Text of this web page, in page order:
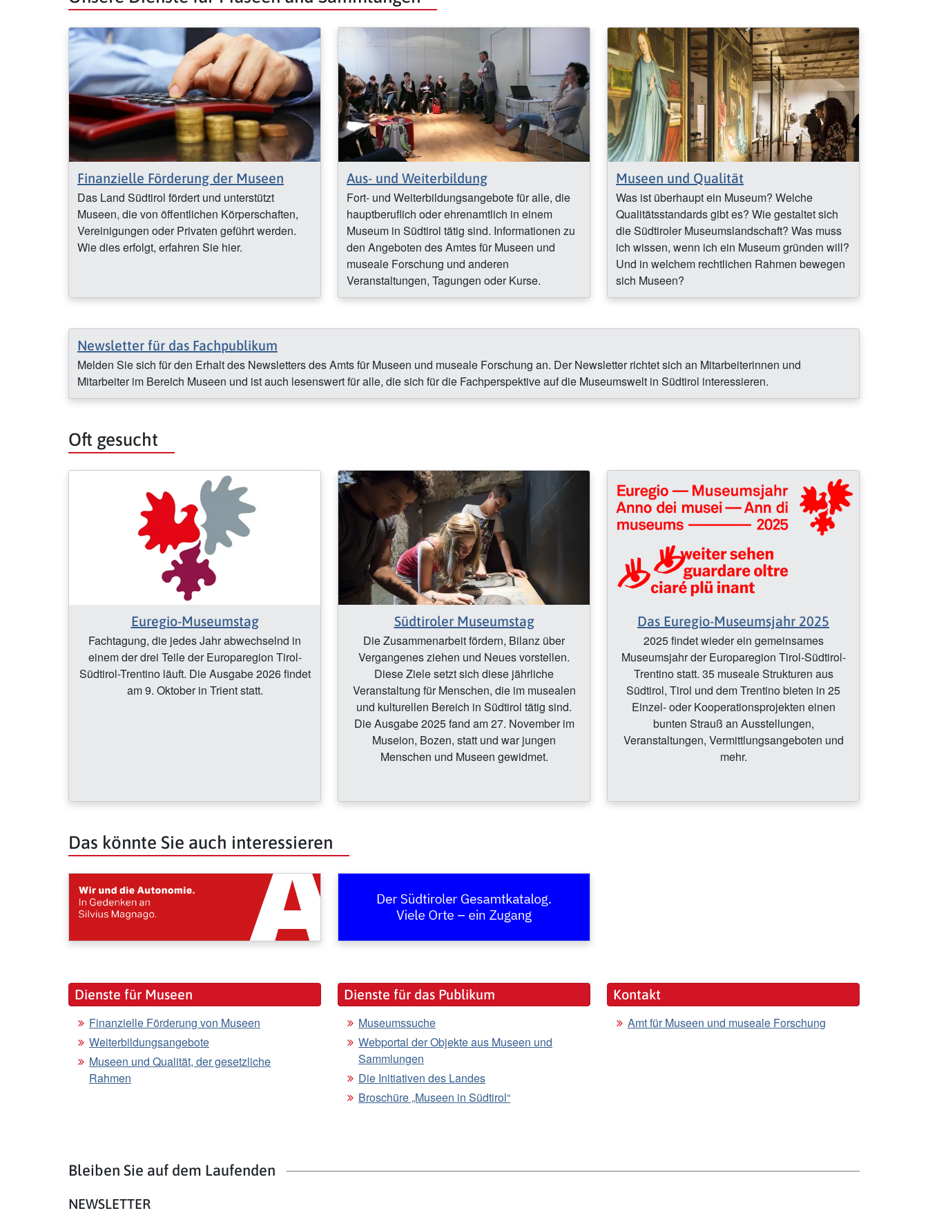
Finanzielle Förderung der Museen
Das Land Südtirol fördert und unterstützt
Museen, die von öffentlichen Körperschaften,
Vereinigungen oder Privaten geführt werden.
Wie dies erfolgt, erfahren Sie hier.
Aus- und Weiterbildung
Fort- und Weiterbildungsangebote für alle, die
hauptberuflich oder ehrenamtlich in einem
Museum in Südtirol tätig sind. Informationen zu
den Angeboten des Amtes für Museen und
museale Forschung und anderen
Veranstaltungen, Tagungen oder Kurse.
Museen und Qualität
Was ist überhaupt ein Museum? Welche
Qualitätsstandards gibt es? Wie gestaltet sich
die Südtiroler Museumslandschaft? Was muss
ich wissen, wenn ich ein Museum gründen will?
Und in welchem rechtlichen Rahmen bewegen
sich Museen?
Newsletter für das Fachpublikum
Melden Sie sich für den Erhalt des Newsletters des Amts für Museen und museale Forschung an. Der Newsletter richtet sich an Mitarbeiterinnen und
Mitarbeiter im Bereich Museen und ist auch lesenswert für alle, die sich für die Fachperspektive auf die Museumswelt in Südtirol interessieren.
Oft gesucht
Euregio-Museumstag
Fachtagung, die jedes Jahr abwechselnd in
einem der drei Teile der Europaregion Tirol-
Südtirol-Trentino läuft. Die Ausgabe 2026 findet
am 9. Oktober in Trient statt.
Südtiroler Museumstag
Die Zusammenarbeit fördern, Bilanz über
Vergangenes ziehen und Neues vorstellen.
Diese Ziele setzt sich diese jährliche
Veranstaltung für Menschen, die im musealen
und kulturellen Bereich in Südtirol tätig sind.
Die Ausgabe 2025 fand am 27. November im
Museion, Bozen, statt und war jungen
Menschen und Museen gewidmet.
Das Euregio-Museumsjahr 2025
2025 findet wieder ein gemeinsames
Museumsjahr der Europaregion Tirol-Südtirol-
Trentino statt. 35 museale Strukturen aus
Südtirol, Tirol und dem Trentino bieten in 25
Einzel- oder Kooperationsprojekten einen
bunten Strauß an Ausstellungen,
Veranstaltungen, Vermittlungsangeboten und
mehr.
Das könnte Sie auch interessieren
Dienste für Museen
Finanzielle Förderung von Museen
Weiterbildungsangebote
Museen und Qualität, der gesetzliche
Rahmen
Dienste für das Publikum
Museumssuche
Webportal der Objekte aus Museen und
Sammlungen
Die Initiativen des Landes
Broschüre „Museen in Südtirol“
Kontakt
Amt für Museen und museale Forschung
Bleiben Sie auf dem Laufenden
NEWSLETTER